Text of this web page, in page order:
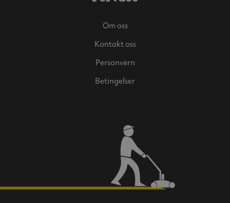
Om oss
Kontakt oss
Personvern
Betingelser